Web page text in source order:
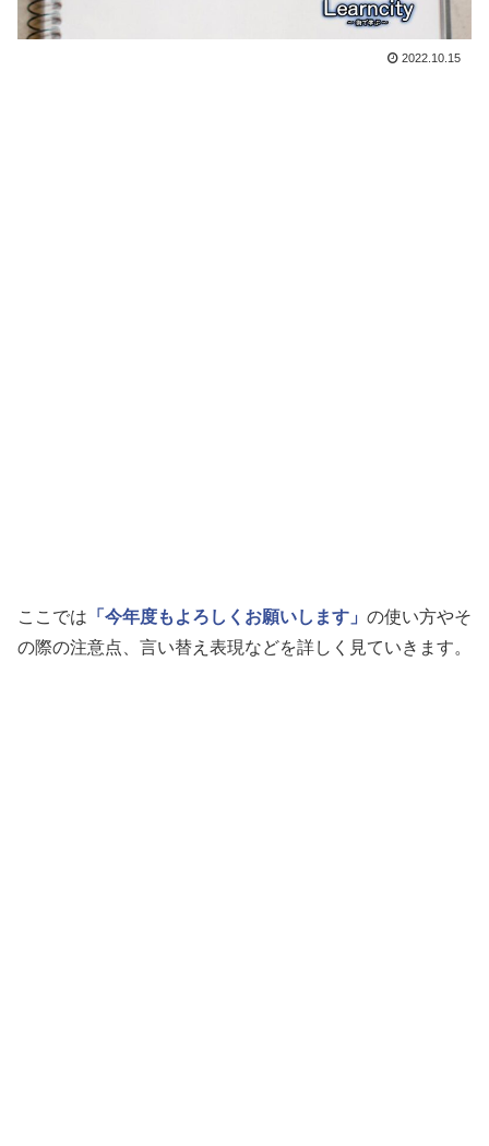
2022.10.15
ここでは 「今年度もよろしくお願いします」 の使い方やそ
の際の注意点、言い替え表現などを詳しく見ていきます。